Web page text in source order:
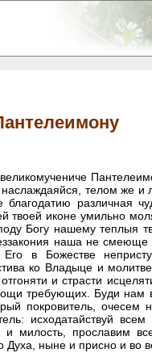
телом же и
различная
твоей иконе умильно
Богу нашему теплыя
наша не смеюще
в Божестве
ко Владыце и
и страсти
требующих. Буди нам
покровитель, очесем
исходатайствуй
милость, прославим
ныне и присно и во